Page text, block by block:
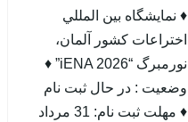
♦ نمایشگاه بين المللي
اختراعات کشور آلمان،
نورمبرگ “iENA 2026” ♦
وضعيت : در حال ثبت نام
♦ مهلت ثبت نام: 31 مرداد